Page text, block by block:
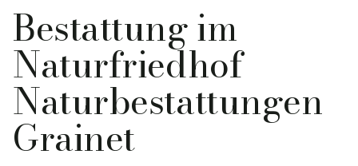
Bestattung im
Naturfriedhof
Naturbestattungen
Grainet